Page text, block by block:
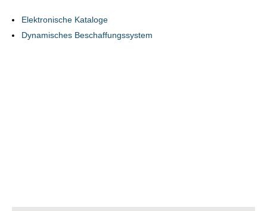
Elektronische Kataloge
Dynamisches Beschaffungssystem